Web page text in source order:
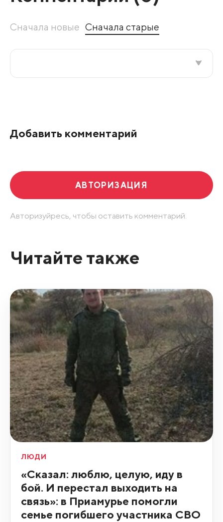
Сначала новые Сначала старые
Добавить комментарий
АВТОРИЗАЦИЯ
Авторизуйресь, чтобы оставить комментарий.
Читайте также
ЛЮДИ
«Сказал: люблю, целую, иду в
бой. И перестал выходить на
связь»: в Приамурье помогли
семье погибшего участника СВО